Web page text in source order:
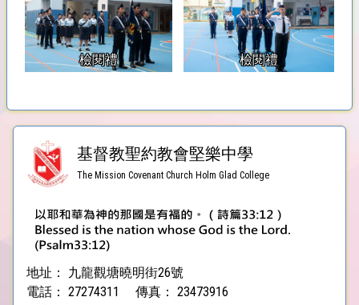
檢閱禮 檢閱禮
基督教聖約教會堅樂中學
The Mission Covenant Church Holm Glad College
地址：
九龍觀塘曉明街26號
電話： 27274311 傳真： 23473916